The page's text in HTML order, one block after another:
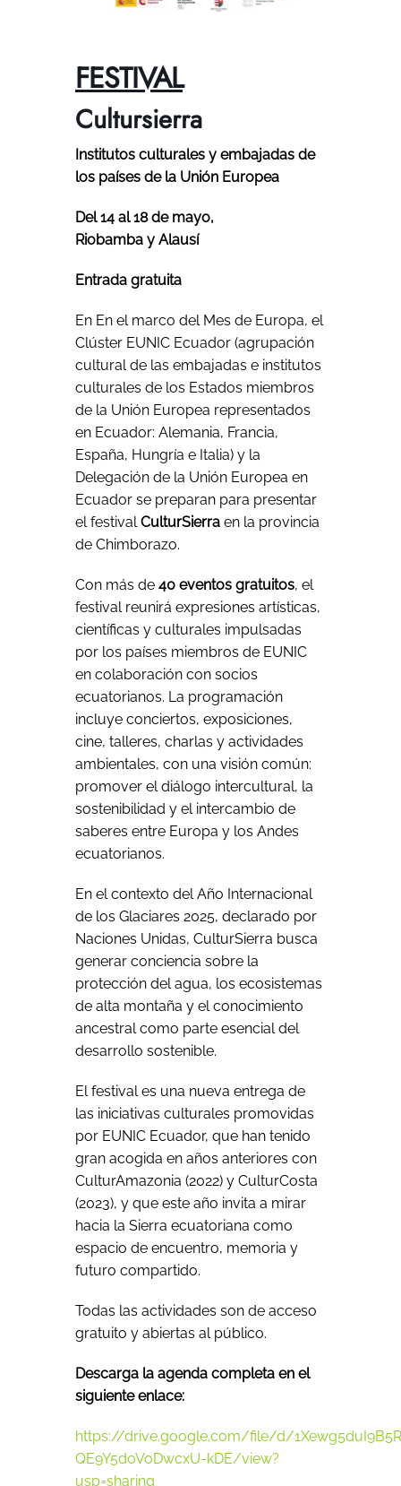
FESTIVAL
Cultursierra
Institutos culturales y embajadas de
los países de la Unión Europea
Del 14 al 18 de mayo,
Riobamba y Alausí
Entrada gratuita
En En el marco del Mes de Europa, el
Clúster EUNIC Ecuador (agrupación
cultural de las embajadas e institutos
culturales de los Estados miembros
de la Unión Europea representados
en Ecuador: Alemania, Francia,
España, Hungría e Italia) y la
Delegación de la Unión Europea en
Ecuador se preparan para presentar
el festivalCulturSierra en la provincia
de Chimborazo.
Con más de 40 eventos gratuitos, el
festival reunirá expresiones artísticas,
científicas y culturales impulsadas
por los países miembros de EUNIC
en colaboración con socios
ecuatorianos. La programación
incluye conciertos, exposiciones,
cine, talleres, charlas y actividades
ambientales, con una visión común:
promover el diálogo intercultural, la
sostenibilidad y el intercambio de
saberes entre Europa y los Andes
ecuatorianos.
En el contexto del Año Internacional
de los Glaciares 2025, declarado por
Naciones Unidas, CulturSierra busca
generar conciencia sobre la
protección del agua, los ecosistemas
de alta montaña y el conocimiento
ancestral como parte esencial del
desarrollo sostenible.
El festival es una nueva entrega de
las iniciativas culturales promovidas
por EUNIC Ecuador, que han tenido
gran acogida en años anteriores con
CulturAmazonia (2022) y CulturCosta
(2023), y que este año invita a mirar
hacia la Sierra ecuatoriana como
espacio de encuentro, memoria y
futuro compartido.
Todas las actividades son de acceso
gratuito y abiertas al público.
Descarga la agenda completa en el
siguiente enlace:
https://drive.google.com/file/d/
QE9Y5doVoDwcxU-kDE/view?
usp=sharing